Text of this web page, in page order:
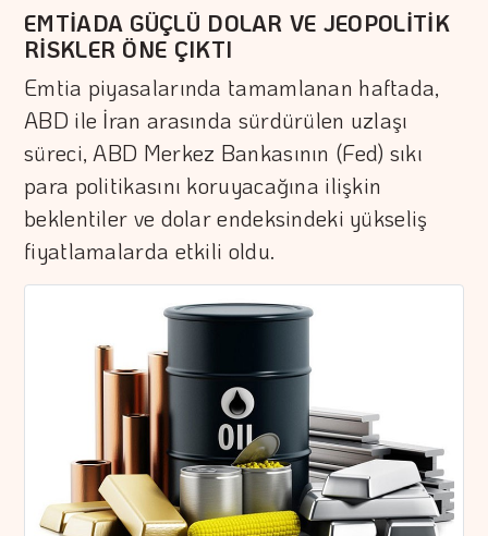
EMTİADA GÜÇLÜ DOLAR VE JEOPOLİTİK
RİSKLER ÖNE ÇIKTI
Emtia piyasalarında tamamlanan haftada,
ABD ile İran arasında sürdürülen uzlaşı
süreci, ABD Merkez Bankasının (Fed) sıkı
para politikasını koruyacağına ilişkin
beklentiler ve dolar endeksindeki yükseliş
fiyatlamalarda etkili oldu.